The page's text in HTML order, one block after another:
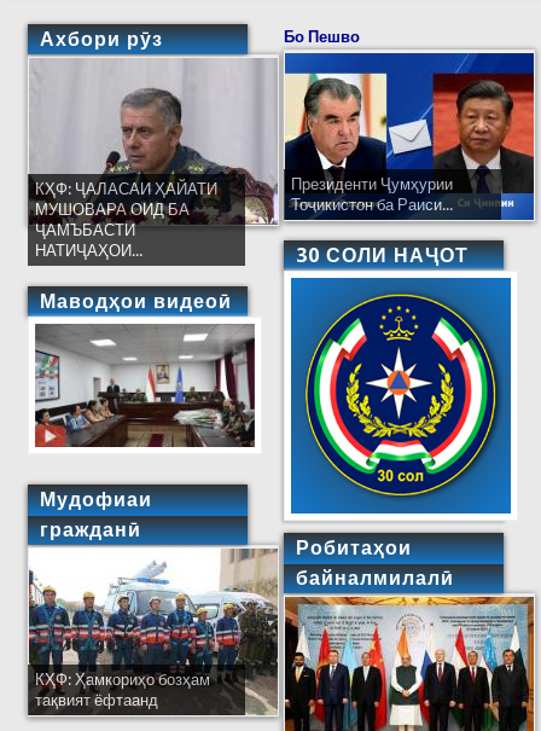
Ахбори рӯз
КҲФ: ҶАЛАСАИ ҲАЙАТИ
МУШОВАРА ОИД БА
ҶАМЪБАСТИ
НАТИҶАҲОИ...
Маводҳои видеоӣ
Мудофиаи
гражданӣ
КҲФ: Ҳамкориҳо бозҳам
тақвият ёфтаанд
Бо Пешво
Президенти Ҷумҳурии
Тоҷикистон ба Раиси...
30 СОЛИ НАҶОТ
Робитаҳои
байналмилалӣ